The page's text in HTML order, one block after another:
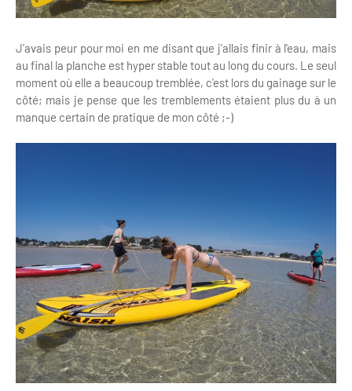
J'avais peur pour moi en me disant que j'allais finir à l'eau, mais
au final la planche est hyper stable tout au long du cours. Le seul
moment où elle a beaucoup tremblée, c'est lors du gainage sur le
côté; mais je pense que les tremblements étaient plus du à un
manque certain de pratique de mon côté ;-)